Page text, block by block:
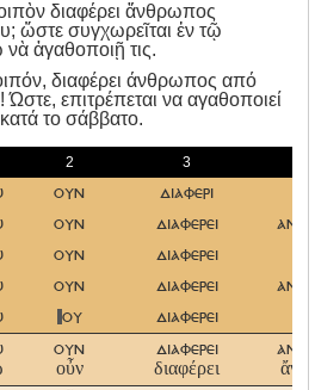
διαφέρει ἄνθρωπος
ὥστε συγχωρεῖται ἐν τῷ
ἀγαθοποιῇ τις.
διαφέρει άνθρωπος από
επιτρέπεται να αγαθοποιεί
το σάββατο.
2 3
ουν διαφερι
ουν διαφερει
ουν διαφερει
ουν διαφερει
ου διαφερει
ουν
οὖν
διαφερει
διαφέρει